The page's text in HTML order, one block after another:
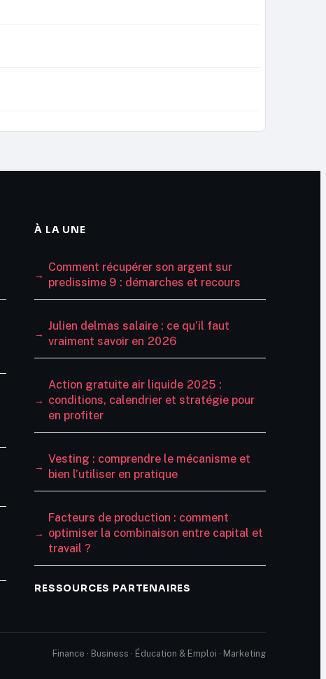
À LA UNE
Comment récupérer son argent sur
predissime 9 : démarches et recours
Julien delmas salaire : ce qu’il faut
vraiment savoir en 2026
Action gratuite air liquide 2025 :
conditions, calendrier et stratégie pour
en profiter
Vesting : comprendre le mécanisme et
bien l’utiliser en pratique
Facteurs de production : comment
optimiser la combinaison entre capital et
travail ?
RESSOURCES PARTENAIRES
Finance · Business · Éducation & Emploi · Marketing